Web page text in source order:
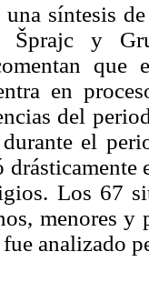
síntesis
y
que
en
del
el
Los 67
menores
analizado